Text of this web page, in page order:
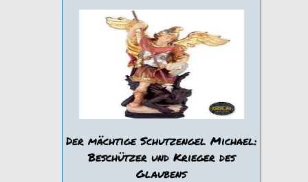
Der mächtige Schutzengel Michael:
Beschützer und Krieger des
Glaubens